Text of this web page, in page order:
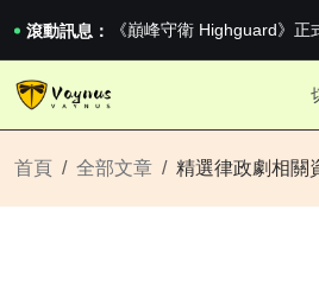
滾動訊息：
《巔峰守衛 Highguard》正
男生找物件最重要的是什麼
2026澳網男單收官：全滿
首頁 全部文章 精選律政劇相關